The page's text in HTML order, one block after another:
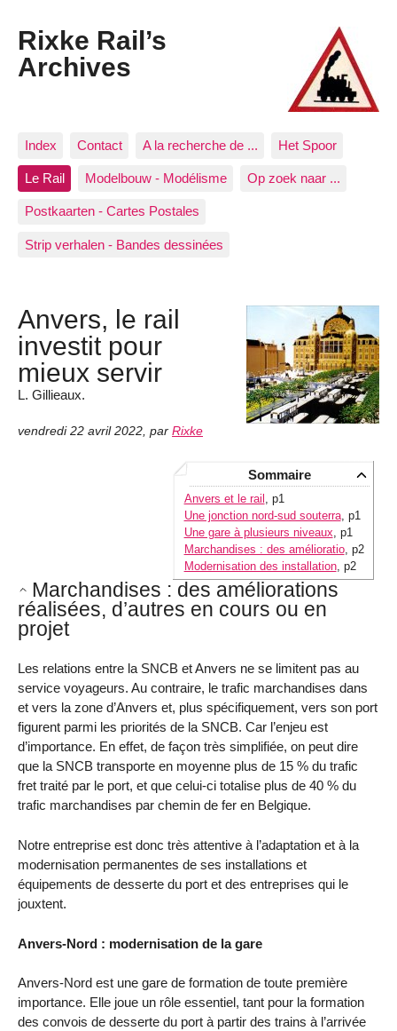
Rixke Rail’s
Archives
Index Contact A la recherche de ... Het Spoor
Le Rail Modelbouw - Modélisme Op zoek naar ...
Postkaarten - Cartes Postales
Strip verhalen - Bandes dessinées
Anvers, le rail
investit pour
mieux servir
L. Gillieaux.
vendredi 22 avril 2022, par Rixke
Sommaire
Anvers et le rail
, p1
Une jonction nord-sud souterra, p1
Une gare à plusieurs niveaux , p1
Marchandises : des amélioratio, p2
Modernisation des installation, p2
Marchandises : des améliorations
réalisées, d’autres en cours ou en
projet
Les relations entre la SNCB et Anvers ne se limitent pas au
service voyageurs. Au contraire, le trafic marchandises dans
et vers la zone d’Anvers et, plus spécifiquement, vers son port
figurent parmi les priorités de la SNCB. Car l’enjeu est
d’importance. En effet, de façon très simplifiée, on peut dire
que la SNCB transporte en moyenne plus de 15 % du trafic
fret traité par le port, et que celui-ci totalise plus de 40 % du
trafic marchandises par chemin de fer en Belgique.
Notre entreprise est donc très attentive à l’adaptation et à la
modernisation permanentes de ses installations et
équipements de desserte du port et des entreprises qui le
jouxtent.
Anvers-Nord : modernisation de la gare
Anvers-Nord est une gare de formation de toute première
importance. Elle joue un rôle essentiel, tant pour la formation
des convois de desserte du port à partir des trains à l’arrivée